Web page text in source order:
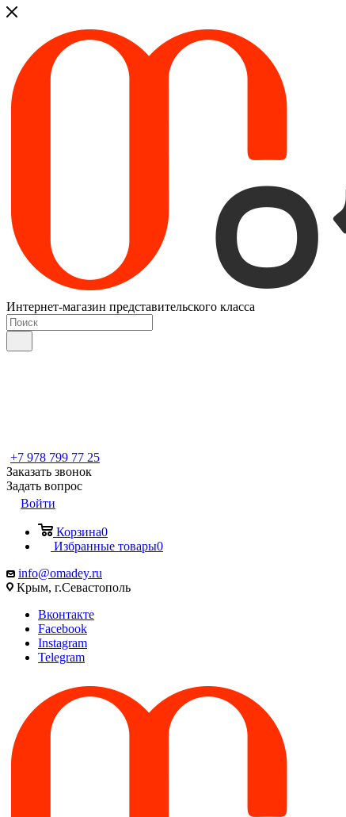
Интернет-магазин представительского класса
+7 978 799 77 25
Заказать звонок
Задать вопрос
Войти
Корзина0
Избранные товары0
info@omadey.ru
Крым, г.Севастополь
Вконтакте
Facebook
Instagram
Telegram